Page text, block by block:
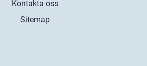
Kontakta oss
Sitemap